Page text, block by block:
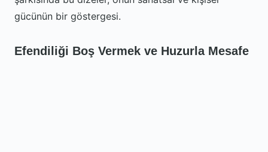
gücünün bir göstergesi.
Efendiliği Boş Vermek ve Huzurla Mesafe